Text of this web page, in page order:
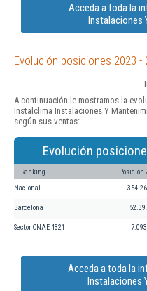
Acceda a toda la
Instalaciones
Evolución posiciones 2023 -
A continuación le mostramos la
Instalclima Instalaciones Y
según sus ventas:
Evolución
Ranking Posición
Nacional
Barcelona
Sector CNAE 4321 7.093
Acceda a toda la
Instalaciones